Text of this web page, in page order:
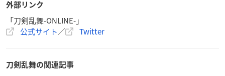
外部リンク
「刀剣乱舞-ONLINE-」
公式サイト／ Twitter
刀剣乱舞の関連記事